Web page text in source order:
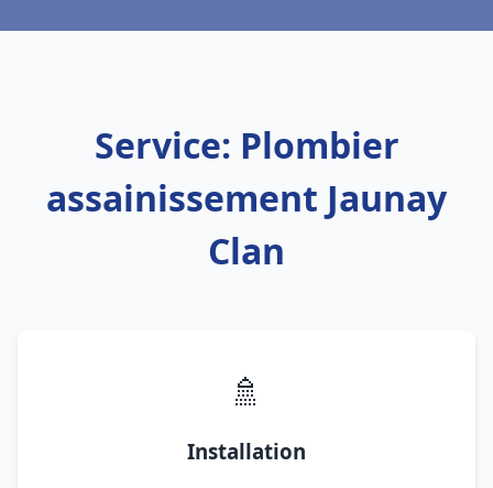
Service: Plombier
assainissement Jaunay
Clan
🚿
Installation